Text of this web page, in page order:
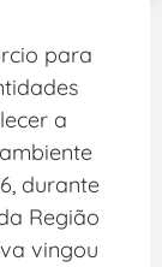
para
a
durante
Região
vingou